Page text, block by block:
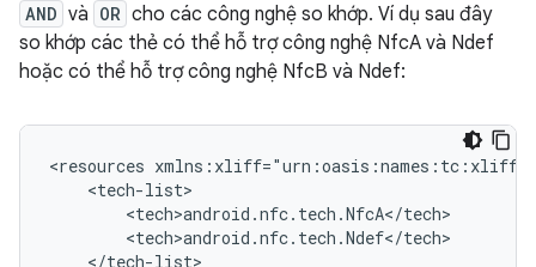
AND và OR cho các công nghệ so khớp. Ví dụ sau đây
so khớp các thẻ có thể hỗ trợ công nghệ NfcA và Ndef
hoặc có thể hỗ trợ công nghệ NfcB và Ndef:
<resources